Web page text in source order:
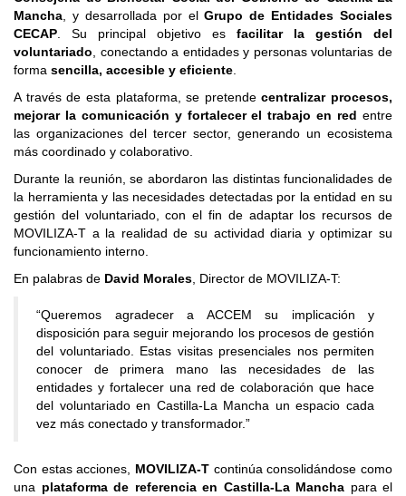
Mancha , y desarrollada por elGrupo de Entidades Sociales
CECAP . Su principal objetivo es facilitar la gestión del
voluntariado , conectando a entidades y personas voluntarias de
forma sencilla, accesible y eficiente
A través de esta plataforma, se pretendecentralizar procesos,
mejorar la comunicación y fortalecer el trabajo en red entre
las organizaciones del tercer sector, generando un ecosistema
más coordinado y colaborativo.
Durante la reunión, se abordaron las distintas funcionalidades de
la herramienta y las necesidades detectadas por la entidad en su
gestión del voluntariado, con el fin de adaptar los recursos de
MOVILIZA-T a la realidad de su actividad diaria y optimizar su
funcionamiento interno.
En palabras de David Morales , Director de MOVILIZA-T:
“Queremos agradecer a ACCEM su implicación y
disposición para seguir mejorando los procesos de gestión
del voluntariado. Estas visitas presenciales nos permiten
conocer de primera mano las necesidades de las
entidades y fortalecer una red de colaboración que hace
del voluntariado en Castilla-La Mancha un espacio cada
vez más conectado y transformador.”
Con estas acciones, MOVILIZA-T continúa consolidándose como
una plataforma de referencia en Castilla-La Mancha para el